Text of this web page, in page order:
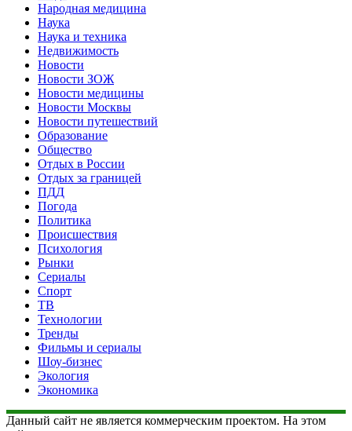
Народная медицина
Наука
Наука и техника
Недвижимость
Новости
Новости ЗОЖ
Новости медицины
Новости Москвы
Новости путешествий
Образование
Общество
Отдых в России
Отдых за границей
ПДД
Погода
Политика
Происшествия
Психология
Рынки
Сериалы
Спорт
ТВ
Технологии
Тренды
Фильмы и сериалы
Шоу-бизнес
Экология
Экономика
Данный сайт не является коммерческим проектом. На этом